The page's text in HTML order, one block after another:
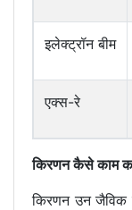
इलेक्ट्रॉन बीम
एक्स-रे
किरणन कैसे काम
किरणन उन जैविक